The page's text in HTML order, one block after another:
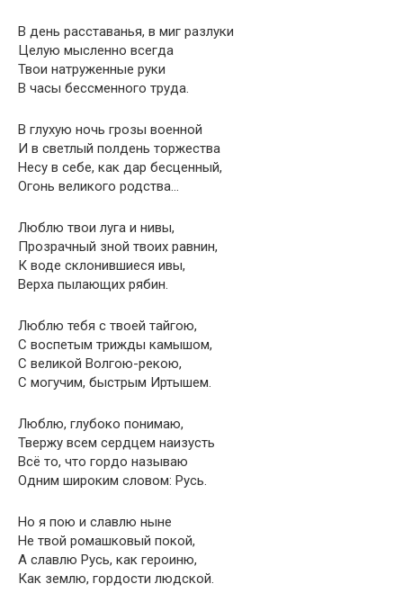
В день расставанья, в миг разлуки
Целую мысленно всегда
Твои натруженные руки
В часы бессменного труда.
В глухую ночь грозы военной
И в светлый полдень торжества
Несу в себе, как дар бесценный,
Огонь великого родства…
Люблю твои луга и нивы,
Прозрачный зной твоих равнин,
К воде склонившиеся ивы,
Верха пылающих рябин.
Люблю тебя с твоей тайгою,
С воспетым трижды камышом,
С великой Волгою-рекою,
С могучим, быстрым Иртышем.
Люблю, глубоко понимаю,
Твержу всем сердцем наизусть
Всё то, что гордо называю
Одним широким словом: Русь.
Но я пою и славлю ныне
Не твой ромашковый покой,
А славлю Русь, как героиню,
Как землю, гордости людской.